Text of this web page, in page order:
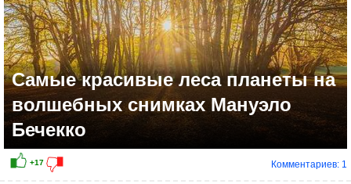
Самые красивые леса планеты на
волшебных снимках Мануэло
Бечекко
Комментариев: 1